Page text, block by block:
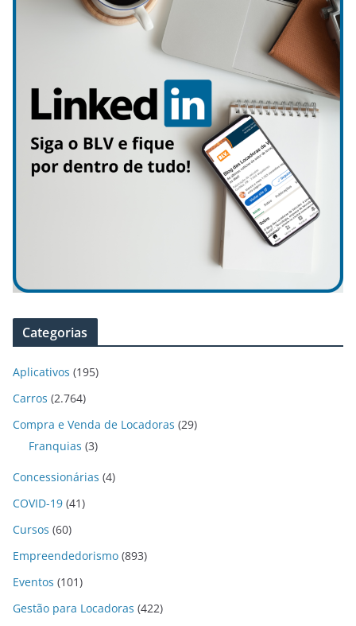
Categorias
Aplicativos (195)
Carros (2.764)
Compra e Venda de Locadoras (29)
Franquias (3)
Concessionárias (4)
COVID-19 (41)
Cursos (60)
Empreendedorismo (893)
Eventos (101)
Gestão para Locadoras (422)